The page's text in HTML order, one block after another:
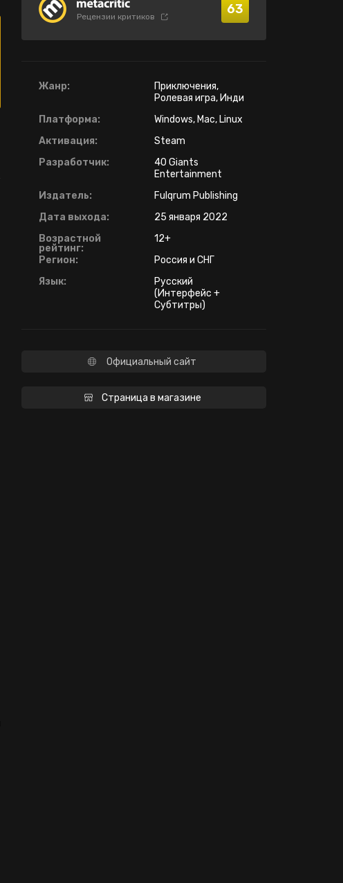
Рецензии критиков 63
Жанр:
Приключения,
Ролевая игра, Инди
Платформа:
Windows, Mac, Linux
Активация:
Steam
Разработчик:
40 Giants
Entertainment
Издатель:
Fulqrum Publishing
Дата выхода:
25 января 2022
Возрастной
рейтинг:
12+
Регион:
Россия и СНГ
Язык:
Русский
(Интерфейс +
Субтитры)
Официальный сайт
Страница в магазине